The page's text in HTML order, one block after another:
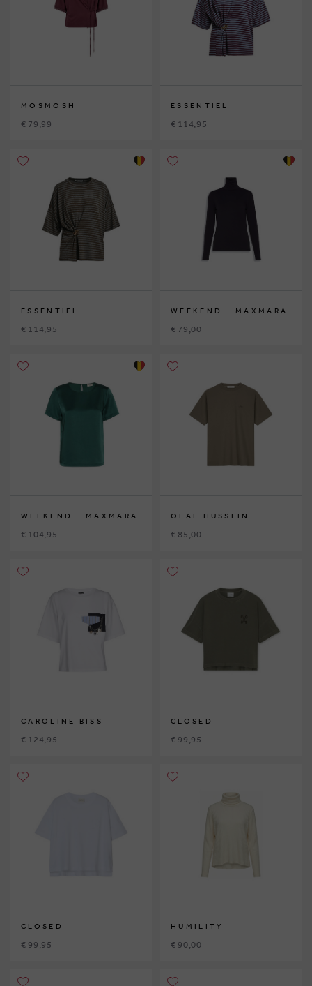
MOSMOSH
€ 79,99
ESSENTIEL
€ 114,95
ESSENTIEL
€ 114,95
WEEKEND - MAXMARA
€ 79,00
WEEKEND - MAXMARA
€ 104,95
OLAF HUSSEIN
€ 85,00
CAROLINE BISS
€ 124,95
CLOSED
€ 99,95
CLOSED
€ 99,95
HUMILITY
€ 90,00